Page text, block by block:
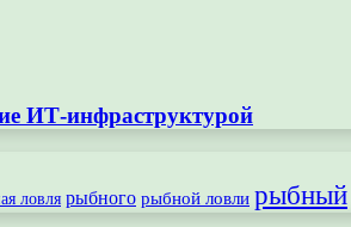
ИТ-инфраструктурой
ловля рыбного рыбной ловли рыбный